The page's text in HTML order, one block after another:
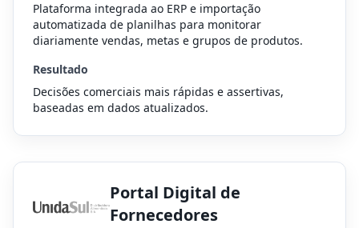
Plataforma integrada ao ERP e importação
automatizada de planilhas para monitorar
diariamente vendas, metas e grupos de produtos.
Resultado
Decisões comerciais mais rápidas e assertivas,
baseadas em dados atualizados.
Portal Digital de
Fornecedores